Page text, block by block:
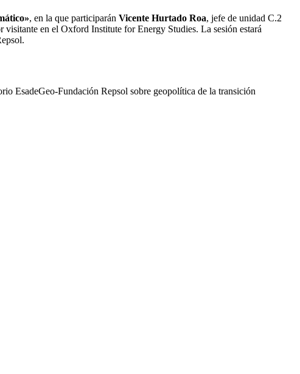
, en la que participarán Vicente Hurtado Roa, jefe de unidad C.2
en el Oxford Institute for Energy Studies. La sesión estará
EsadeGeo-Fundación Repsol sobre geopolítica de la transición